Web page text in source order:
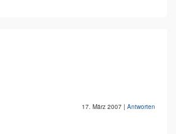
17. März 2007 | Antworten